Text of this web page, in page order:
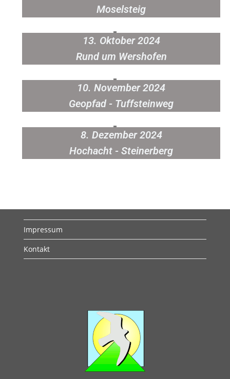
Moselsteig
13. Oktober 2024
Rund um Wershofen
10. November 2024
Geopfad - Tuffsteinweg
8. Dezember 2024
Hochacht - Steinerberg
Impressum
Kontakt